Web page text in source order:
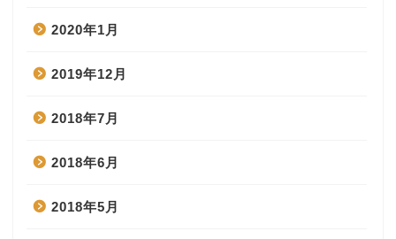
2020年1月
2019年12月
2018年7月
2018年6月
2018年5月